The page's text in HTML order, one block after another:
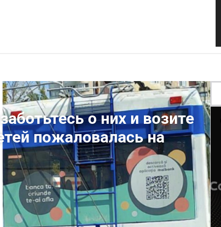
о них и возите
пожаловалась на